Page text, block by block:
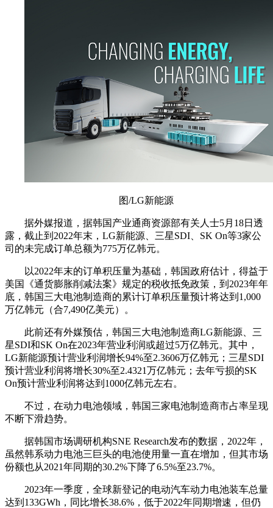
图/LG新能源
据外媒报道，据韩国产业通商资源部有关人士5月18日透
露，截止到2022年末，LG新能源、三星SDI、SK On等3家公
司的未完成订单总额为775万亿韩元。
以2022年末的订单积压量为基础，韩国政府估计，得益于
美国《通货膨胀削减法案》规定的税收抵免政策，到2023年年
底，韩国三大电池制造商的累计订单积压量预计将达到1,000
万亿韩元（合7,490亿美元）。
此前还有外媒预估，韩国三大电池制造商LG新能源、三
星SDI和SK On在2023年营业利润或超过5万亿韩元。其中，
LG新能源预计营业利润增长94%至2.3606万亿韩元；三星SDI
预计营业利润将增长30%至2.4321万亿韩元；去年亏损的SK
On预计营业利润将达到1000亿韩元左右。
不过，在动力电池领域，韩国三家电池制造商市占率呈现
不断下滑趋势。
据韩国市场调研机构SNE Research发布的数据，2022年，
虽然韩系动力电池三巨头的电池使用量一直在增加，但其市场
份额也从2021年同期的30.2%下降了6.5%至23.7%。
2023年一季度，全球新登记的电动汽车动力电池装车总量
达到133GWh，同比增长38.6%，低于2022年同期增速，但仍